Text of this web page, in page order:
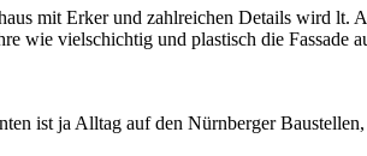
mit Erker und zahlreichen Details wird
wie vielschichtig und plastisch die Fassade
ist ja Alltag auf den Nürnberger